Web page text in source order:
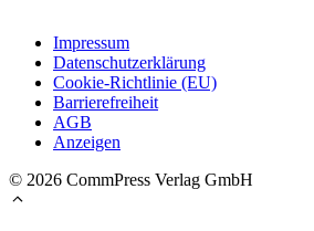
Impressum
Datenschutzerklärung
Cookie-Richtlinie (EU)
Barrierefreiheit
AGB
Anzeigen
© 2026 CommPress Verlag GmbH